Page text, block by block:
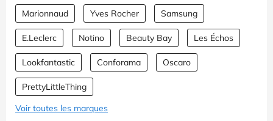
Marionnaud Yves Rocher Samsung
E.Leclerc Notino Beauty Bay Les Échos
Lookfantastic Conforama Oscaro
PrettyLittleThing
Voir toutes les marques